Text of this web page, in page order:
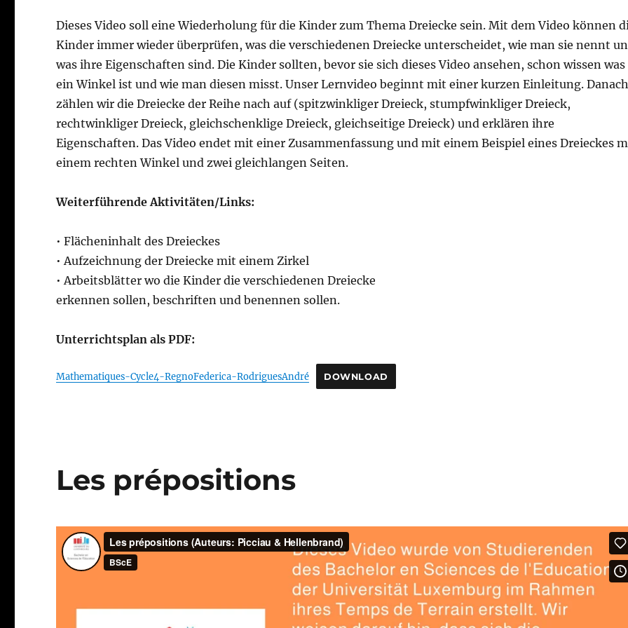
Dieses Video soll eine Wiederholung für die Kinder zum Thema Dreiecke sein. Mit dem Video können
Kinder immer wieder überprüfen, was die verschiedenen Dreiecke unterscheidet, wie man sie nennt
was ihre Eigenschaften sind. Die Kinder sollten, bevor sie sich dieses Video ansehen, schon wissen was
ein Winkel ist und wie man diesen misst. Unser Lernvideo beginnt mit einer kurzen Einleitung. Danach
zählen wir die Dreiecke der Reihe nach auf (spitzwinkliger Dreieck, stumpfwinkliger Dreieck,
rechtwinkliger Dreieck, gleichschenklige Dreieck, gleichseitige Dreieck) und erklären ihre
Eigenschaften. Das Video endet mit einer Zusammenfassung und mit einem Beispiel eines Dreieckes
einem rechten Winkel und zwei gleichlangen Seiten.
Weiterführende Aktivitäten/Links:
• Flächeninhalt des Dreieckes
• Aufzeichnung der Dreiecke mit einem Zirkel
• Arbeitsblätter wo die Kinder die verschiedenen Dreiecke
erkennen sollen, beschriften und benennen sollen.
Unterrichtsplan als PDF:
Mathematiques-Cycle4-RegnoFederica-RodriguesAndré DOWNLOAD
Les prépositions